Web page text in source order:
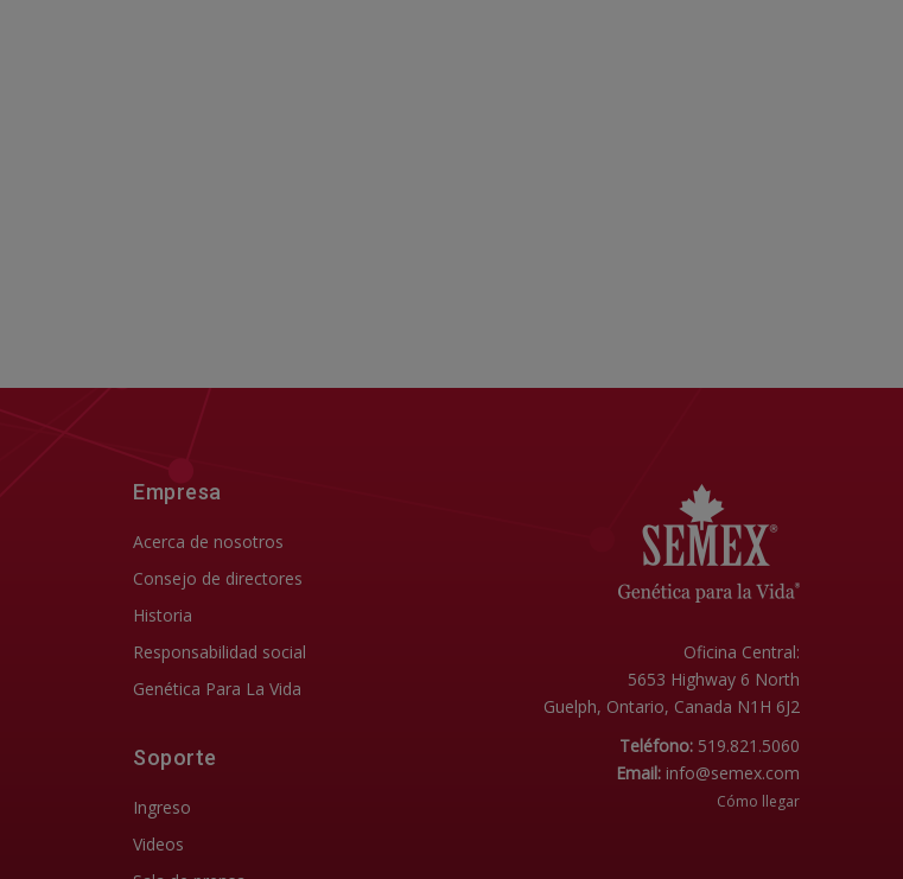
Empresa
Acerca de nosotros
Consejo de directores
Historia
Responsabilidad social
Genética Para La Vida
Soporte
Ingreso
Videos
Oficina Central:
5653 Highway 6 North
Guelph, Ontario, Canada N1H 6J2
Teléfono:519.821.5060
Email: info@semex.com
Cómo llegar